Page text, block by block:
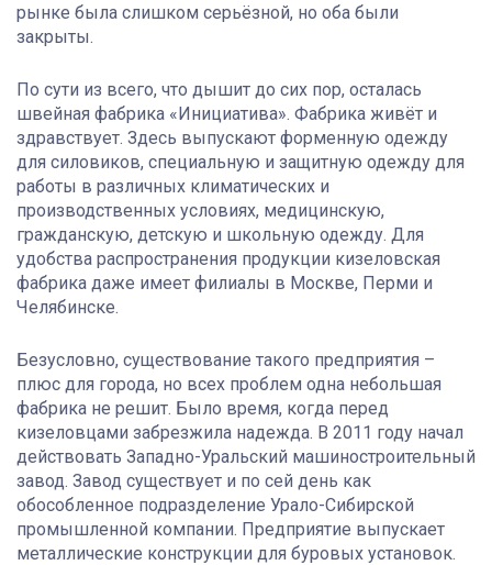
рынке была слишком серьёзной, но оба были
закрыты.
По сути из всего, что дышит до сих пор, осталась
швейная фабрика «Инициатива». Фабрика живёт и
здравствует. Здесь выпускают форменную одежду
для силовиков, специальную и защитную одежду для
работы в различных климатических и
производственных условиях, медицинскую,
гражданскую, детскую и школьную одежду. Для
удобства распространения продукции кизеловская
фабрика даже имеет филиалы в Москве, Перми и
Челябинске.
Безусловно, существование такого предприятия –
плюс для города, но всех проблем одна небольшая
фабрика не решит. Было время, когда перед
кизеловцами забрезжила надежда. В 2011 году начал
действовать Западно-Уральский машиностроительный
завод. Завод существует и по сей день как
обособленное подразделение Урало-Сибирской
промышленной компании. Предприятие выпускает
металлические конструкции для буровых установок.